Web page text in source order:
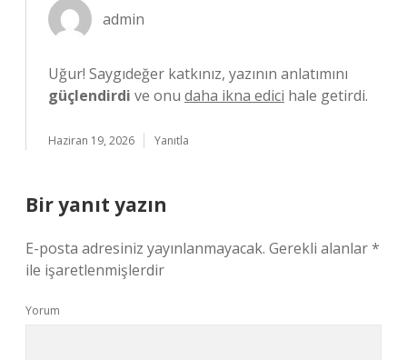
admin
Uğur! Saygıdeğer katkınız, yazının anlatımını
güçlendirdi ve onu daha ikna edici hale getirdi.
Haziran 19, 2026 Yanıtla
Bir yanıt yazın
E-posta adresiniz yayınlanmayacak. Gerekli alanlar*
ile işaretlenmişlerdir
Yorum